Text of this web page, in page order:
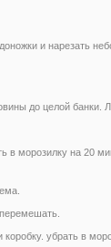
и нарезать
до целой
в морозилку на 20
убрать в